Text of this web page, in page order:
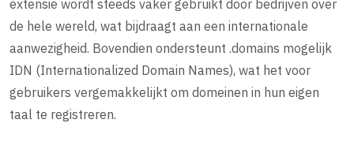
extensie wordt steeds vaker gebruikt door bedrijven over
de hele wereld, wat bijdraagt aan een internationale
aanwezigheid. Bovendien ondersteunt .domains mogelijk
IDN (Internationalized Domain Names), wat het voor
gebruikers vergemakkelijkt om domeinen in hun eigen
taal te registreren.